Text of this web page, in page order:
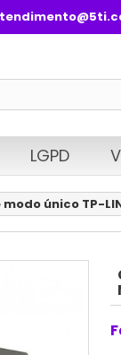
LGPD
único TP-